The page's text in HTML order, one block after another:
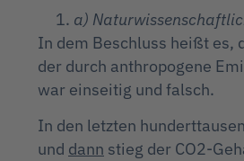
a)
In dem Beschluss heißt es,
der durch anthropogene
war einseitig und falsch.
In den letzten
und dann stieg der CO2-